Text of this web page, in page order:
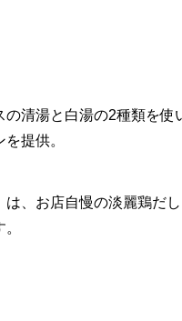
の清湯と白湯の2種類を
提供。
は、お店自慢の淡麗鶏だ